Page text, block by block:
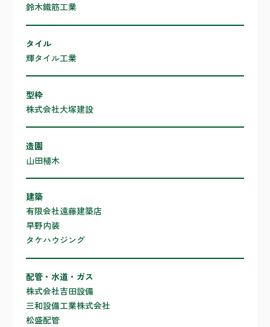
鈴木鐵筋工業
タイル
輝タイル工業
型枠
株式会社大塚建設
造園
山田植木
建築
有限会社遠藤建築店
早野内装
タケハウジング
配管・水道・ガス
株式会社吉田設備
三和設備工業株式会社
松盛配管